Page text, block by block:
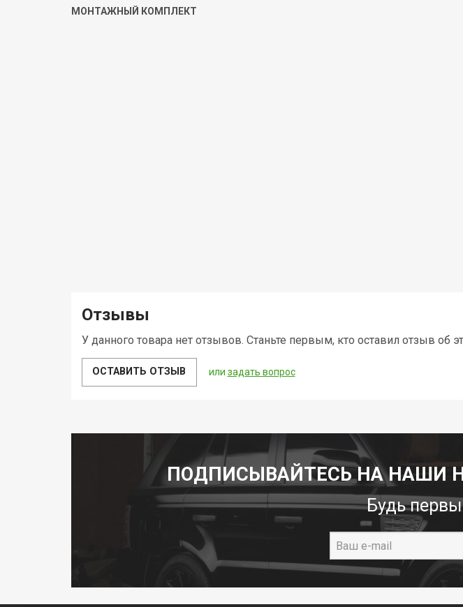
МОНТАЖНЫЙ КОМПЛЕКТ
Отзывы
У данного товара нет отзывов. Станьте первым, кто оставил отзыв об
ОСТАВИТЬ ОТЗЫВ или задать вопрос
ПОДПИСЫВАЙТЕСЬ НА НАШИ
Будь